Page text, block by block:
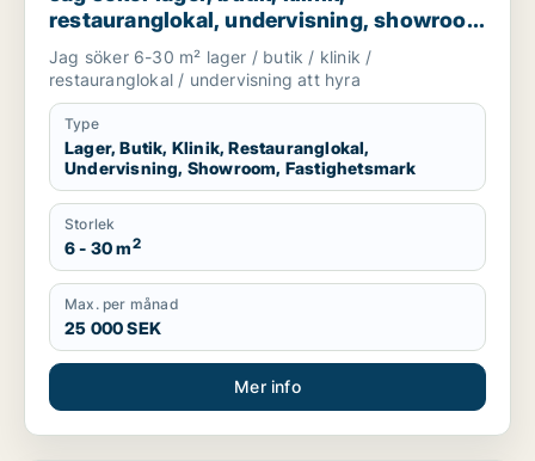
restauranglokal, undervisning, showroom
eller fastighetsmark för uthyrning i
Lundby, Göteborg eller Askim-Frölunda-
Högsbo m.fl.
Jag söker 6-30 m² lager / butik / klinik /
restauranglokal / undervisning att hyra
Type
Lager, Butik, Klinik, Restauranglokal,
Undervisning, Showroom, Fastighetsmark
Storlek
6 - 30 m2
Max. per månad
25 000 SEK
Mer info